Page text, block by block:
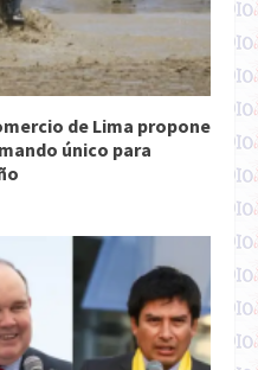
de Lima propone
único para